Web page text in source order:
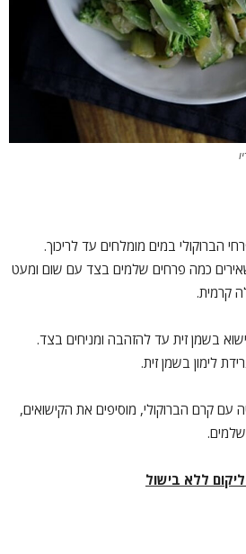
הברוקולי במים מומלחים עד לריכוך.
כמה פרחים שלמים בצד עם שום ומעט
קרמית.
בשמן זית עד להזהבה ומניחים בצד.
לימון בשמן זית.
קרם הברוקולי, מוסיפים את הקישואים,
ללא בישול